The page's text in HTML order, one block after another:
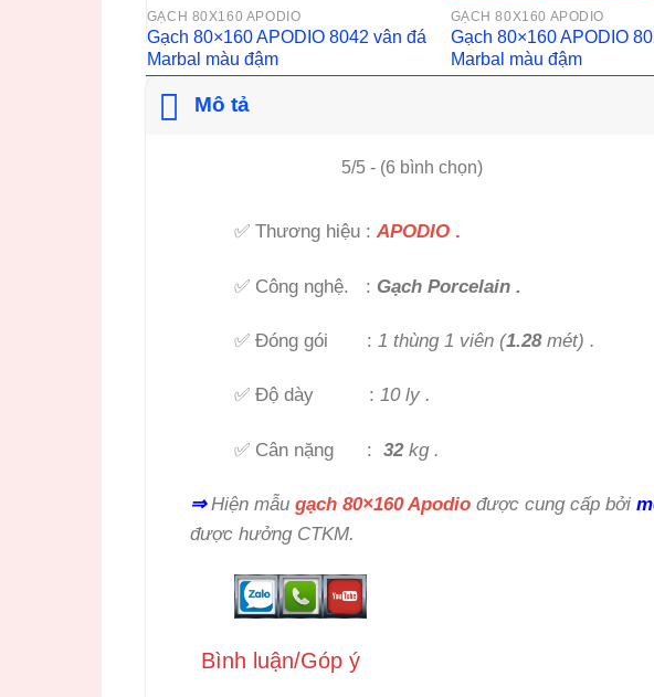
GẠCH 80X160 APODIO
Gạch 80×160 APODIO 8042 vân đá
Marbal màu đậm
GẠCH 80X160 APODIO
Gạch 80×160 APODIO
Marbal màu đậm
Mô tả
5/5 - (6 bình chọn)
✅ Thương hiệu : APODIO.
✅ Công nghệ. : Gạch Porcelain .
✅ Đóng gói : 1 thùng 1 viên (1.28mét) .
✅ Độ dày : 10 ly .
✅ Cân nặng : 32kg .
⇒Hiện mẫu gạch 80×160 Apodiođược cung cấp bởi
được hưởng CTKM.
Bình luận/Góp ý